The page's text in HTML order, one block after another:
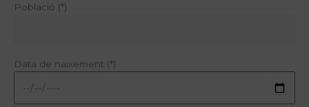
Població (*)
Data de naixement (*)